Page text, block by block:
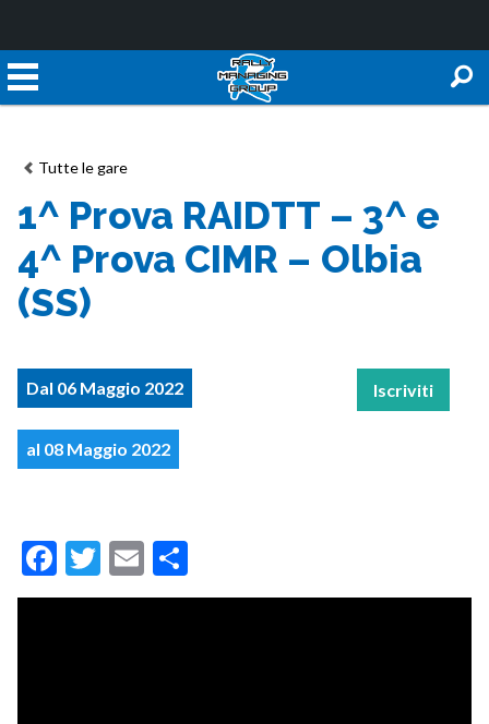
Tutte le gare
1^ Prova RAIDTT – 3^ e
4^ Prova CIMR – Olbia
(SS)
Iscriviti
Dal 06 Maggio 2022
al 08 Maggio 2022
Facebook
Twitter
Email